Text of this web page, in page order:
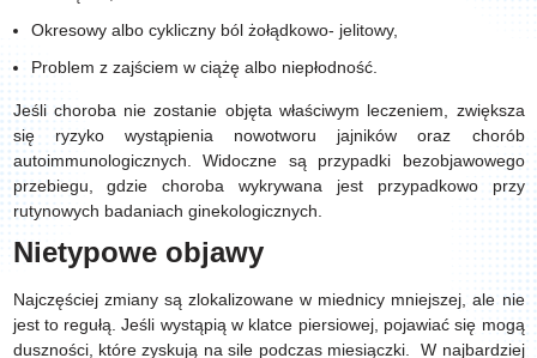
Okresowy albo cykliczny ból żołądkowo- jelitowy,
Problem z zajściem w ciążę albo niepłodność.
Jeśli choroba nie zostanie objęta właściwym leczeniem, zwiększa
się ryzyko wystąpienia nowotworu jajników oraz chorób
autoimmunologicznych. Widoczne są przypadki bezobjawowego
przebiegu, gdzie choroba wykrywana jest przypadkowo przy
rutynowych badaniach ginekologicznych.
Nietypowe objawy
Najczęściej zmiany są zlokalizowane w miednicy mniejszej, ale nie
jest to regułą. Jeśli wystąpią w klatce piersiowej, pojawiać się mogą
duszności, które zyskują na sile podczas miesiączki. W najbardziej